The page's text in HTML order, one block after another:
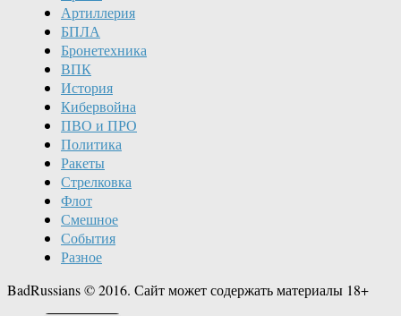
Артиллерия
БПЛА
Бронетехника
ВПК
История
Кибервойна
ПВО и ПРО
Политика
Ракеты
Стрелковка
Флот
Смешное
События
Разное
BadRussians © 2016. Сайт может содержать материалы 18+